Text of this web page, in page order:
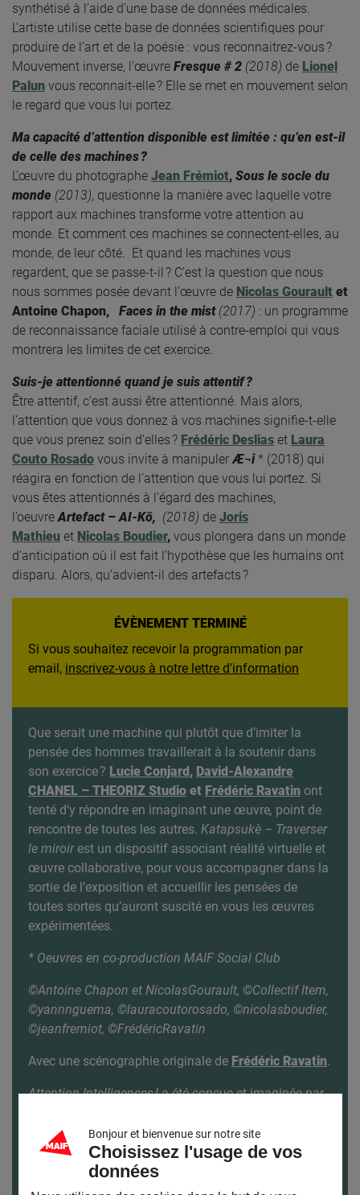
synthétisé à l’aide d’une base de données médicales.
L’artiste utilise cette base de données scientifiques pour
produire de l’art et de la poésie : vous reconnaitrez-vous ?
Mouvement inverse, l’œuvre Fresque # 2 (2018) de Lionel
Palun vous reconnait-elle ? Elle se met en mouvement selon
le regard que vous lui portez.
Ma capacité d’attention disponible est limitée : qu’en est-il
de celle des machines ?
L’œuvre du photographe Jean Frémiot, Sous le socle du
monde (2013), questionne la manière avec laquelle votre
rapport aux machines transforme votre attention au
monde. Et comment ces machines se connectent-elles, au
monde, de leur côté. Et quand les machines vous
regardent, que se passe-t-il ? C’est la question que nous
nous sommes posée devant l’œuvre de Nicolas Gourault et
Antoine Chapon,
Faces in the mist (2017) : un programme
de reconnaissance faciale utilisé à contre-emploi qui vous
montrera les limites de cet exercice.
Suis-je attentionné quand je suis attentif ?
Être attentif, c’est aussi être attentionné. Mais alors,
l’attention que vous donnez à vos machines signifie-t-elle
que vous prenez soin d’elles ? Frédéric Deslias et Laura
Couto Rosado vous invite à manipulerÆ¬i* (2018) qui
réagira en fonction de l’attention que vous lui portez. Si
vous êtes attentionnés à l’égard des machines,
l’oeuvre Artefact –AI-Kô, (2018) de Joris
Mathieu et Nicolas Boudier, vous plongera dans un monde
d’anticipation où il est fait l’hypothèse que les humains ont
disparu. Alors, qu’advient-il des artefacts ?
ÉVÈNEMENT TERMINÉ
Si vous souhaitez recevoir la programmation par
email, inscrivez-vous à notre lettre d'information
Que serait une machine qui plutôt que d’imiter la
pensée des hommes travaillerait à la soutenir dans
son exercice ? Lucie Conjard, David-Alexandre
CHANEL – THEORIZ Studio et Frédéric Ravatin ont
tenté d’y répondre en imaginant une œuvre, point de
rencontre de toutes les autres. Katapsukè – Traverser
le miroirest un dispositif associant réalité virtuelle et
œuvre collaborative, pour vous accompagner dans la
sortie de l’exposition et accueillir les pensées de
toutes sortes qu’auront suscité en vous les œuvres
expérimentées.
* Oeuvres en co-production MAIF Social Club
©Antoine Chapon et NicolasGourault, ©Collectif Item,
©yannnguema, ©lauracoutorosado, ©nicolasboudier,
©jeanfremiot, ©FrédéricRavatin
Avec une scénographie originale de Frédéric Ravatin.
Attention Intelligences !a été conçue et imaginée par
création commune auCEAet à l’ Hexagone Scène
Nationale Arts Sciences.
Bonjour et bienvenue sur notre site
Choisissez l'usage de vos
données